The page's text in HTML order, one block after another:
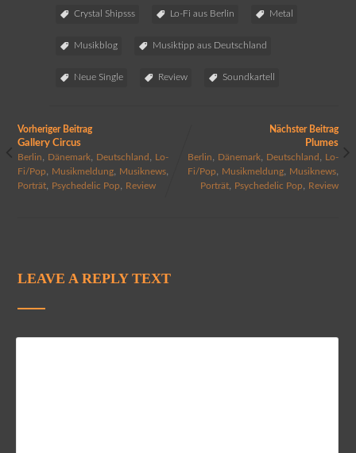
Crystal Shipsss Lo-Fi aus Berlin Metal
Musikblog Musiktipp aus Deutschland
Neue Single Review Soundkartell
Vorheriger Beitrag
Gallery Circus
Berlin Dänemark, Deutschland
Lo-
Fi/Pop
Musikmeldung, Musiknews,
Porträt, Psychedelic Pop Review
Nächster Beitrag
Plumes
Berlin Dänemark Deutschland
Lo-
Fi/Pop
Musikmeldung Musiknews
Porträt Psychedelic Pop Review
LEAVE A REPLY TEXT